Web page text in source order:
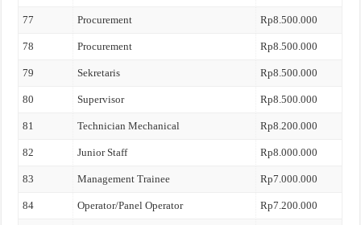
77 Procurement Rp8.500.000
78 Procurement Rp8.500.000
79 Sekretaris Rp8.500.000
80 Supervisor Rp8.500.000
81 Technician Mechanical Rp8.200.000
82 Junior Staff Rp8.000.000
83 Management Trainee Rp7.000.000
84 Operator/Panel Operator Rp7.200.000